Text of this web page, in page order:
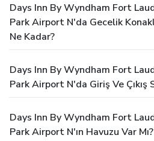
Days Inn By Wyndham Fort
Park Airport N'da Gecelik
Ne Kadar?
Days Inn By Wyndham Fort
Park Airport N'da Giriş Ve Çıkış
Days Inn By Wyndham Fort
Park Airport N'ın Havuzu Var Mı?